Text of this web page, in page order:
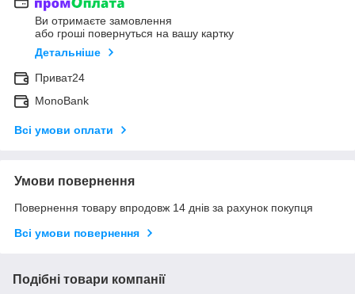
Ви отримаєте замовлення
або гроші повернуться на вашу картку
Детальніше
Приват24
MonoBank
Всі умови оплати
Умови повернення
Повернення товару впродовж 14 днів за рахунок покупця
Всі умови повернення
Подібні товари компанії